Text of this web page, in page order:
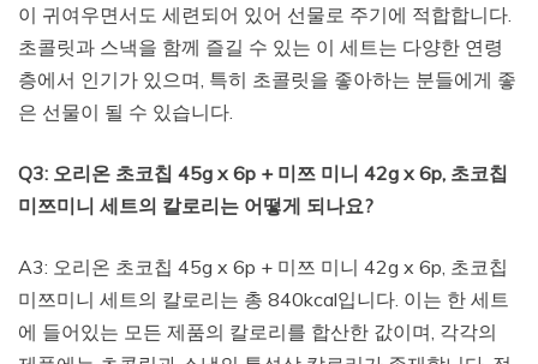
이 귀여우면서도 세련되어 있어 선물로 주기에 적합합니다.
초콜릿과 스낵을 함께 즐길 수 있는 이 세트는 다양한 연령
층에서 인기가 있으며, 특히 초콜릿을 좋아하는 분들에게 좋
은 선물이 될 수 있습니다.
Q3: 오리온 초코칩 45g x 6p + 미쯔 미니 42g x 6p, 초코칩
미쯔미니 세트의 칼로리는 어떻게 되나요?
A3: 오리온 초코칩 45g x 6p + 미쯔 미니 42g x 6p, 초코칩
미쯔미니 세트의 칼로리는 총 840kcal입니다. 이는 한 세트
에 들어있는 모든 제품의 칼로리를 합산한 값이며, 각각의